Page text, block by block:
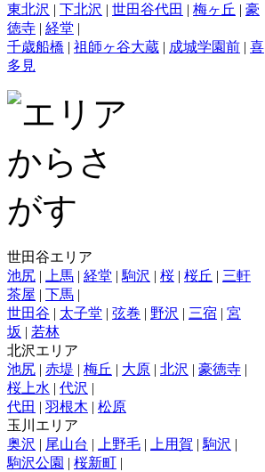
東北沢 | 下北沢 | 世田谷代田 | 梅ヶ丘 | 豪
徳寺 | 経堂 |
千歳船橋 | 祖師ヶ谷大蔵 | 成城学園前 | 喜
多見
世田谷エリア
池尻 | 上馬 | 経堂 | 駒沢 | 桜 | 桜丘 | 三軒
茶屋 | 下馬 |
世田谷 | 太子堂 | 弦巻 | 野沢 | 三宿 | 宮
坂 | 若林
北沢エリア
池尻 | 赤堤 | 梅丘 | 大原 | 北沢 | 豪徳寺 |
桜上水 | 代沢 |
代田 | 羽根木 | 松原
玉川エリア
奥沢 | 尾山台 | 上野毛 | 上用賀 | 駒沢 |
駒沢公園 | 桜新町 |